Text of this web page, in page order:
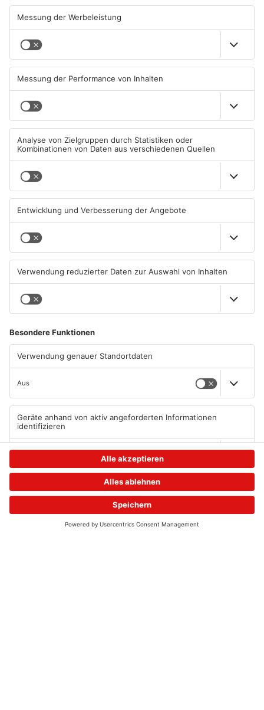
TOPNEWS
Neue Baugrundstücke für
junge Familien in
Heimbuchenthal?
06.08.2026, 11:39 UHR IN KREIS
ASCHAFFENBURG
Tante Enso übernimmt
einzigen Supermarkt in
Pflaumheim